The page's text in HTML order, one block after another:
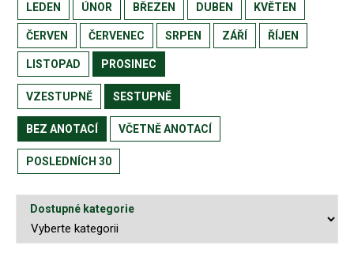
LEDEN ÚNOR BŘEZEN DUBEN KVĚTEN
ČERVEN ČERVENEC SRPEN ZÁŘÍ ŘÍJEN
LISTOPAD PROSINEC
VZESTUPNĚ SESTUPNĚ
BEZ ANOTACÍ VČETNĚ ANOTACÍ
POSLEDNÍCH 30
Dostupné kategorie